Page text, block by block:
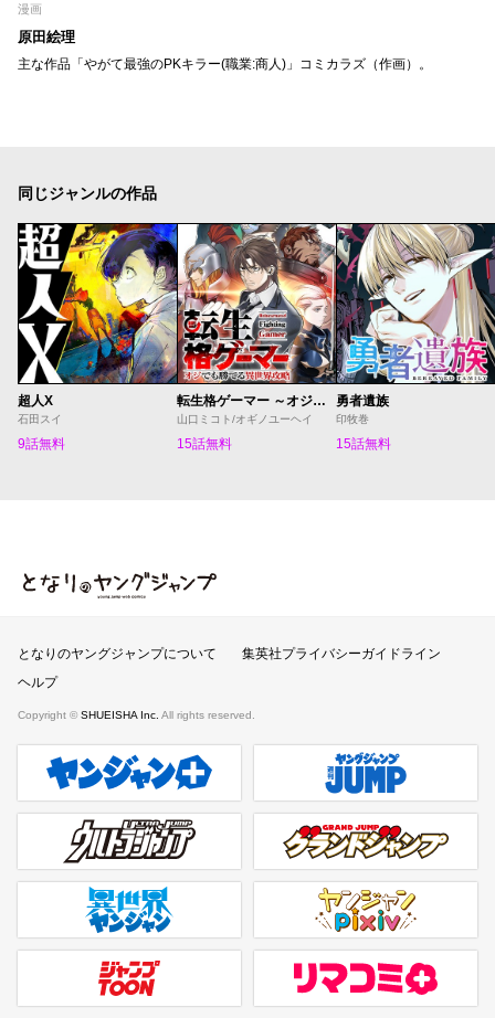
漫画
原田絵理
主な作品「やがて最強のPKキラー(職業:商人)」コミカラズ（作画）。
同じジャンルの作品
超人X
石田スイ
9話無料
転生格ゲーマー ～オジでも勝てる異世界攻略～
山口ミコト/オギノユーヘイ
15話無料
勇者遺族
印牧巻
15話無料
となりのヤングジャンプ
となりのヤングジャンプについて
集英社プライバシーガイドライン
ヘルプ
Copyright © SHUEISHA Inc. All rights reserved.
ヤンジャンプラス 週刊ヤングジャンプ公式サイト
ウルトラジャンプ グランドジャンプ
異世界ヤンジャン ヤンジャンpixiv
ジャンプTOON リマコミ＋